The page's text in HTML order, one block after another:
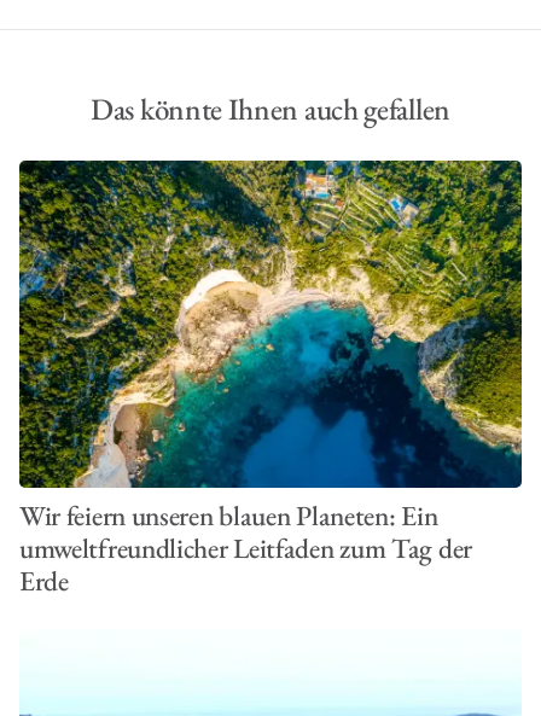
Das könnte Ihnen auch gefallen
Wir feiern unseren blauen Planeten: Ein
umweltfreundlicher Leitfaden zum Tag der
Erde